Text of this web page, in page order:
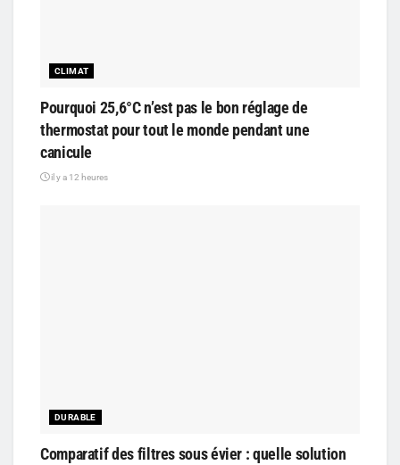
CLIMAT
Pourquoi 25,6°C n’est pas le bon réglage de
thermostat pour tout le monde pendant une
canicule
il y a 12 heures
DURABLE
Comparatif des filtres sous évier : quelle solution